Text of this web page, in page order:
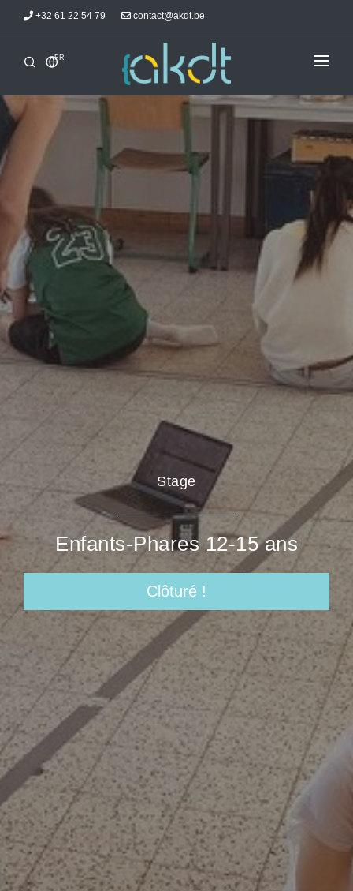
+32 61 22 54 79 contact@akdt.be
FR
ACCUEIL
STAGES
INFORMATIONS
ACTUALITÉS
HÉBERGEMENTS
AKDTICIENS
CONTACT
Stage
Enfants-Phares 12-15 ans
Clôturé !